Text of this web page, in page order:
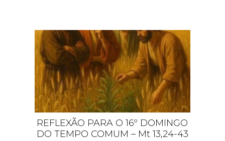
REFLEXÃO PARA O 16º DOMINGO
DO TEMPO COMUM – Mt 13,24-43